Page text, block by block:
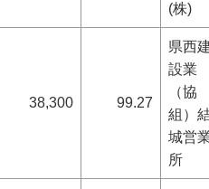
(株)
38,300 99.27
県西
設業
（協
組）
城営
所